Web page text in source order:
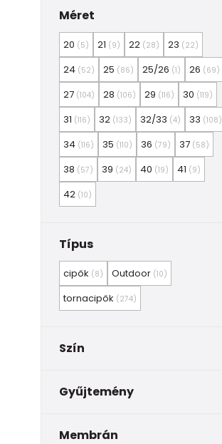
Méret
20 (5) 21 (9) 22 (28) 23 (22)
24 (52) 25 (86) 25/26 (1) 26 (69)
27 (104) 28 (106) 29 (116) 30 (119)
31 (116) 32 (133) 32/33 (4) 33 (108)
34 (116) 35 (110) 36 (79) 37 (58)
38 (57) 39 (24) 40 (19) 41 (9)
42 (10)
Típus
cipők (8) Outdoor (10)
tornacipők (274)
Szín
Gyűjtemény
Membrán